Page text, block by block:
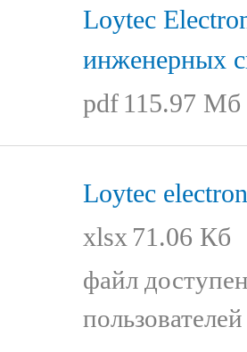
Loytec
инженерных
pdf 115.97 Мб
Loytec
xlsx 71.06 Кб
файл
пользователей